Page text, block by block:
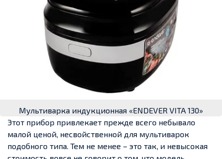
Мультиварка индукционная «ENDEVER VITA 130»
Этот прибор привлекает прежде всего небывало
малой ценой, несвойственной для мультиварок
подобного типа. Тем не менее – это так, и невысокая